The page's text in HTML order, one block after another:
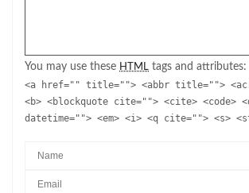
You may use these HTML tags and attributes:
<a href="" title=""> <abbr title="">
<b> <blockquote cite=""> <cite> <code>
datetime=""> <em> <i> <q cite=""> <s>